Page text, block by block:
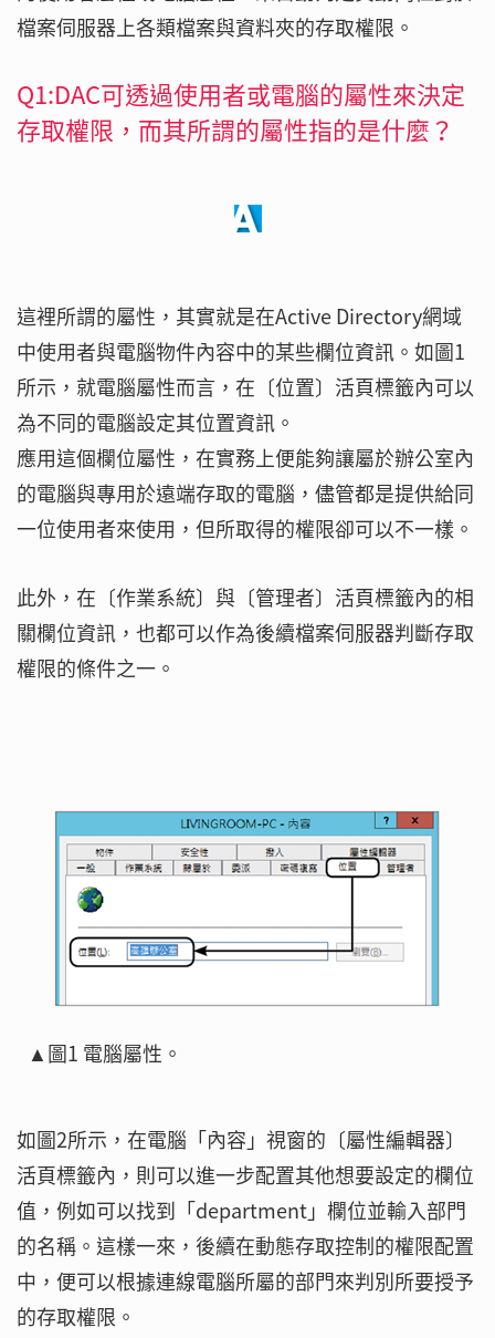
檔案伺服器上各類檔案與資料夾的存取權限。
Q1:DAC可透過使用者或電腦的屬性來決定
存取權限，而其所謂的屬性指的是什麼？
這裡所謂的屬性，其實就是在Active Directory網域
中使用者與電腦物件內容中的某些欄位資訊。如圖1
所示，就電腦屬性而言，在〔位置〕活頁標籤內可以
為不同的電腦設定其位置資訊。
應用這個欄位屬性，在實務上便能夠讓屬於辦公室內
的電腦與專用於遠端存取的電腦，儘管都是提供給同
一位使用者來使用，但所取得的權限卻可以不一樣。
此外，在〔作業系統〕與〔管理者〕活頁標籤內的相
關欄位資訊，也都可以作為後續檔案伺服器判斷存取
權限的條件之一。
▲圖1 電腦屬性。
如圖2所示，在電腦「內容」視窗的〔屬性編輯器〕
活頁標籤內，則可以進一步配置其他想要設定的欄位
值，例如可以找到「department」欄位並輸入部門
的名稱。這樣一來，後續在動態存取控制的權限配置
中，便可以根據連線電腦所屬的部門來判別所要授予
的存取權限。